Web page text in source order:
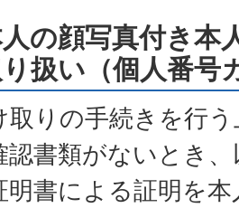
の顔写真付き本
扱い（個人番号
取りの手続きを行
認書類がないとき
明書による証明を